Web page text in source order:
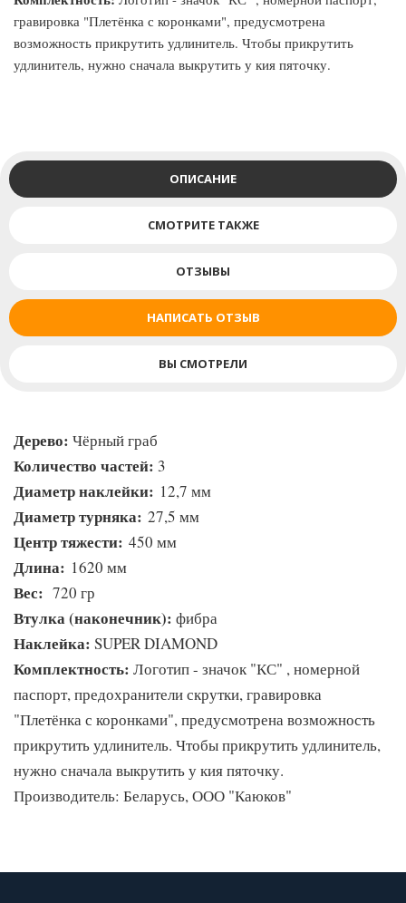
гравировка "Плетёнка с коронками", предусмотрена
возможность прикрутить удлинитель. Чтобы прикрутить
удлинитель, нужно сначала выкрутить у кия пяточку.
ОПИСАНИЕ
СМОТРИТЕ ТАКЖЕ
ОТЗЫВЫ
НАПИСАТЬ ОТЗЫВ
ВЫ СМОТРЕЛИ
Дерево: Чёрный граб
Количество частей: 3
Диаметр наклейки: 12,7 мм
Диаметр турняка: 27,5 мм
Центр тяжести: 450 мм
Длина: 1620 мм
Вес: 720 гр
Втулка (наконечник): фибра
Наклейка: SUPER DIAMOND
Комплектность: Логотип - значок "КС" , номерной
паспорт, предохранители скрутки, гравировка
"Плетёнка с коронками", предусмотрена возможность
прикрутить удлинитель. Чтобы прикрутить удлинитель,
нужно сначала выкрутить у кия пяточку.
Производитель: Беларусь, ООО "Каюков"